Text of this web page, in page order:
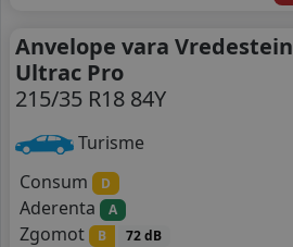
Anvelope vara Vredestein
Ultrac Pro
215/35 R18 84Y
Turisme
Consum
D
Aderenta A
Zgomot B 72 dB